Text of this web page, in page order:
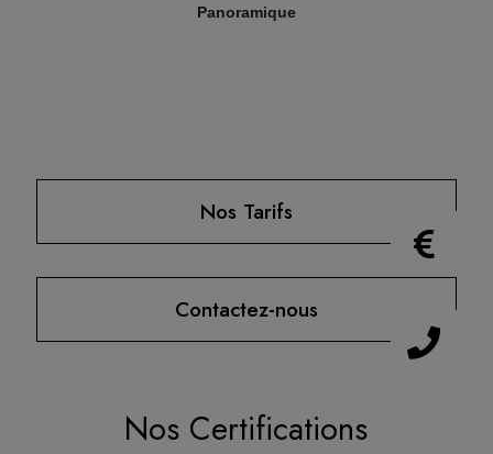
Panoramique
Nos Tarifs
Contactez-nous
Nos Certifications